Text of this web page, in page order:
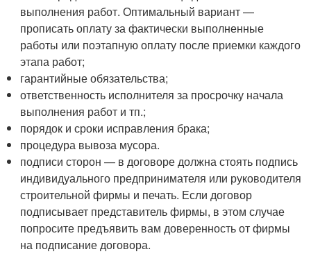
выполнения работ. Оптимальный вариант —
прописать оплату за фактически выполненные
работы или поэтапную оплату после приемки каждого
этапа работ;
гарантийные обязательства;
ответственность исполнителя за просрочку начала
выполнения работ и тп.;
порядок и сроки исправления брака;
процедура вывоза мусора.
подписи сторон — в договоре должна стоять подпись
индивидуального предпринимателя или руководителя
строительной фирмы и печать. Если договор
подписывает представитель фирмы, в этом случае
попросите предъявить вам доверенность от фирмы
на подписание договора.